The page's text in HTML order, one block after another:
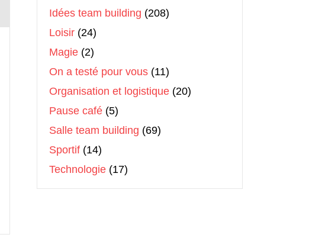
Idées team building (208)
Loisir (24)
Magie (2)
On a testé pour vous (11)
Organisation et logistique (20)
Pause café (5)
Salle team building (69)
Sportif (14)
Technologie (17)